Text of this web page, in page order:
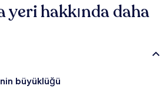
yeri hakkında daha
büyüklüğü